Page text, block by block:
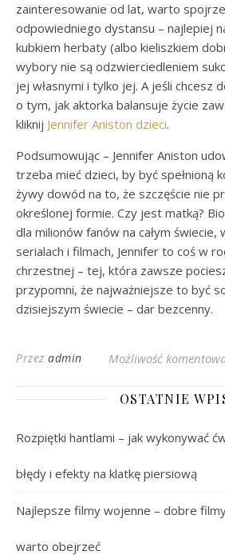
zainteresowanie od lat, warto
odpowiedniego dystansu – najlepiej
kubkiem herbaty (albo kieliszkiem
wybory nie są odzwierciedleniem
jej własnymi i tylko jej. A jeśli chcesz
o tym, jak aktorka balansuje życie
kliknij Jennifer Aniston dzieci.
Podsumowując – Jennifer Aniston
trzeba mieć dzieci, by być spełnioną
żywy dowód na to, że szczęście nie
określonej formie. Czy jest matką?
dla milionów fanów na całym świecie,
serialach i filmach, Jennifer to coś w
chrzestnej – tej, która zawsze
przypomni, że najważniejsze to być
dzisiejszym świecie – dar bezcenny.
Przez admin Możliwość
OSTATNIE
Rozpiętki hantlami – jak wykonywać
błędy i efekty na klatkę piersiową
Najlepsze filmy wojenne – dobre
warto obejrzeć